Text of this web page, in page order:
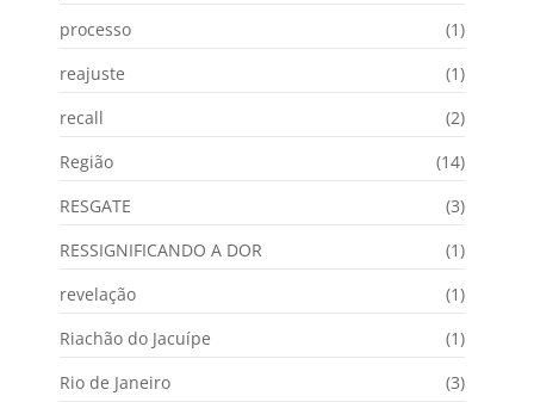
processo
(1)
reajuste
(1)
recall
(2)
Região
(14)
RESGATE
(3)
RESSIGNIFICANDO A DOR
(1)
revelação
(1)
Riachão do Jacuípe
(1)
Rio de Janeiro
(3)